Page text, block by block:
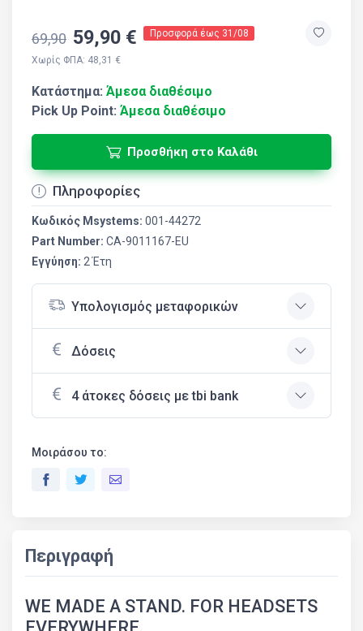
69,90 59,90 € Προσφορά έως 31/08
Χωρίς ΦΠΑ: 48,31 €
Κατάστημα: Άμεσα διαθέσιμο
Pick Up Point: Άμεσα διαθέσιμο
Προσθήκη στο Καλάθι
Πληροφορίες
Κωδικός Msystems: 001-44272
Part Number: CA-9011167-EU
Εγγύηση: 2 Έτη
Υπολογισμός μεταφορικών
Δόσεις
4 άτοκες δόσεις με tbi bank
Μοιράσου το:
Περιγραφή
WE MADE A STAND. FOR HEADSETS